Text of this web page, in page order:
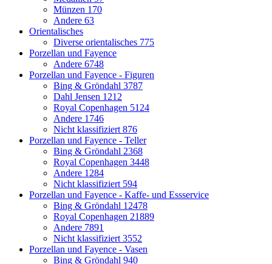
Münzen 170
Andere 63
Orientalisches
Diverse orientalisches 775
Porzellan und Fayence
Andere 6748
Porzellan und Fayence - Figuren
Bing & Gröndahl 3787
Dahl Jensen 1212
Royal Copenhagen 5124
Andere 1746
Nicht klassifiziert 876
Porzellan und Fayence - Teller
Bing & Gröndahl 2368
Royal Copenhagen 3448
Andere 1284
Nicht klassifiziert 594
Porzellan und Fayence - Kaffe- und Essservice
Bing & Gröndahl 12478
Royal Copenhagen 21889
Andere 7891
Nicht klassifiziert 3552
Porzellan und Fayence - Vasen
Bing & Gröndahl 940